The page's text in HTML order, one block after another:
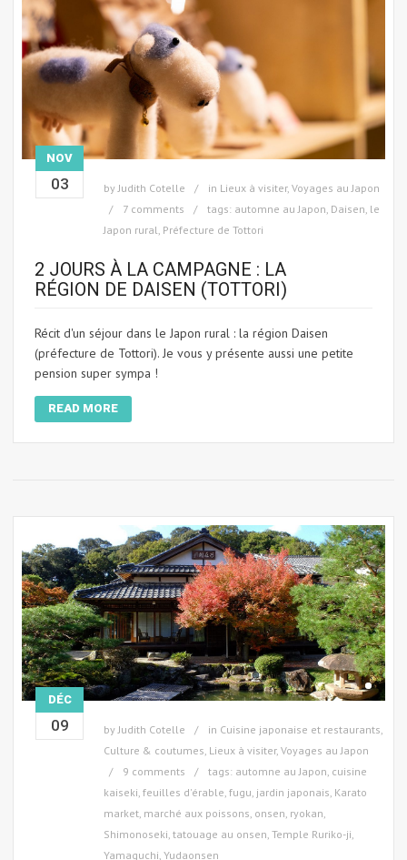
NOV
03 byJudith Cotelle in Lieux à visiter, Voyages au Japon
7 comments
tags: automne au Japon, Daisen, le
Japon rural, Préfecture de Tottori
2 JOURS À LA CAMPAGNE : LA
RÉGION DE DAISEN (TOTTORI)
Récit d'un séjour dans le Japon rural : la région Daisen
(préfecture de Tottori). Je vous y présente aussi une petite
pension super sympa !
READ MORE
DÉC
09 by Judith Cotelle in Cuisine japonaise et restaurants
Culture & coutumes Lieux à visiter, Voyages au Japon
9 comments
tags: automne au Japon cuisine
kaiseki feuilles d'érable fugu jardin japonais Karato
market marché aux poissons onsen ryokan
Shimonoseki tatouage au onsen Temple Ruriko-ji
Yamaguchi Yudaonsen